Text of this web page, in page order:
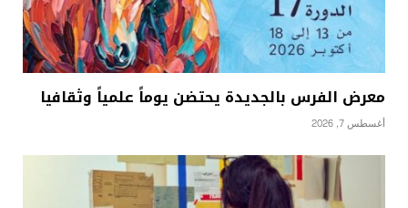
معرض الفرس بالجديدة يحتضن يوماً علمياً وثقافيا
أغسطس 7, 2026